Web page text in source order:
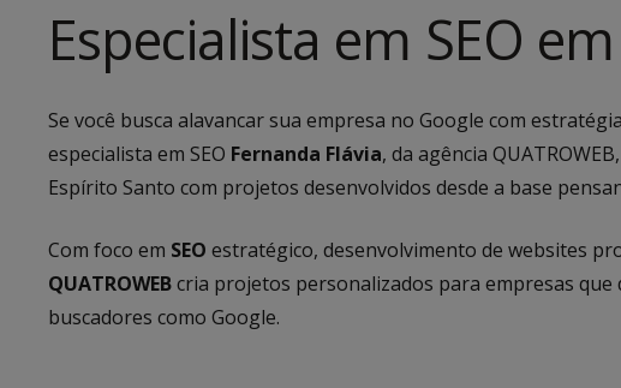
Especialista em SEO
Se você busca alavancar sua empresa no Google com
especialista em SEO Fernanda Flávia, da agência
Espírito Santo com projetos desenvolvidos desde a base
Com foco em SEO estratégico, desenvolvimento de websites
QUATROWEBcria projetos personalizados para empresas
buscadores como Google.